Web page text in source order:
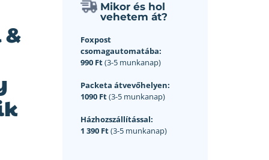
Mikor és hol
vehetem át?
Foxpost
csomagautomatába:
990 Ft(3-5 munkanap)
Packeta átvevőhelyen:
1090 Ft(3-5 munkanap)
Házhozszállítással:
1 390 Ft(3-5 munkanap)